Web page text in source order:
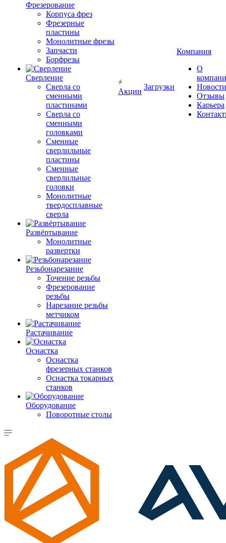
Фрезерование
Корпуса фрез
Фрезерные
пластины
Монолитные фрезы
Запчасти
Борфрезы
Сверление
Сверла со
сменными
пластинами
Сверла со
сменными
головками
Сменные
сверлильные
пластины
Сменные
сверлильные
головки
Монолитные
твердосплавные
сверла
Развёртывание
Монолитные
развертки
Резьбонарезание
Точение резьбы
Фрезерование
резьбы
Нарезание резьбы
метчиком
Растачивание
Оснастка
Оснастка
фрезерных станков
Оснастка токарных
станков
Оборудование
Поворотные столы
Акции
Загрузки
Компания
О
Новости
Отзывы
Карьера